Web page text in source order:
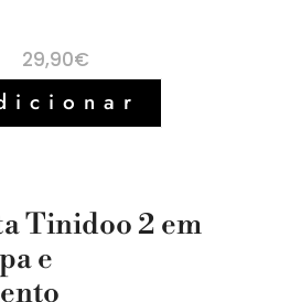
29,90€
Tinidoo 2 em
e